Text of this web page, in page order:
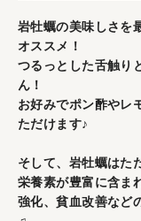
岩牡蠣の美味しさを
オススメ！
つるっとした舌触り
ん！
お好みでポン酢やレ
ただけます♪
そして、岩牡蠣はた
栄養素が豊富に含ま
強化、貧血改善など